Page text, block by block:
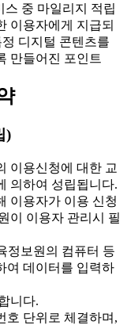
중 마일리지 적립
이용자에게 지급되
디지털 콘텐츠를
만들어진 포인트
)
이용신청에 대한 교
의하여 성립됩니다.
이용자가 이용 신청
이 이용자 관리시 필
정보원의 컴퓨터 등
여 데이터를 입력하
니다.
단위로 체결하며,